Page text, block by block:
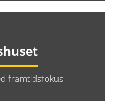
framtidsfokus